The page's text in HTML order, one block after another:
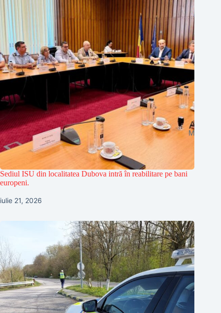
Sediul ISU din localitatea Dubova intră în reabilitare pe bani
europeni.
iulie 21, 2026